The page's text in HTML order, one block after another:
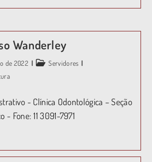
Wanderley
de 2022
Servidores
- Clínica Odontológica – Seção
- Fone: 11 3091-7971